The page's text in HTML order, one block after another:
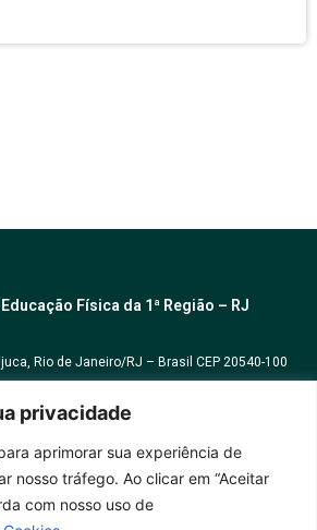
privacidade
aprimorar sua experiência de
nosso tráfego. Ao clicar em “Aceitar
com nosso uso de
Física da 1ª Região – RJ
Rio de Janeiro/RJ – Brasil CEP 20540-100